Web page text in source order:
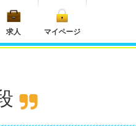
求人 マイページ